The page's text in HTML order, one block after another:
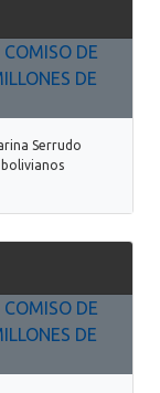
Serrudo